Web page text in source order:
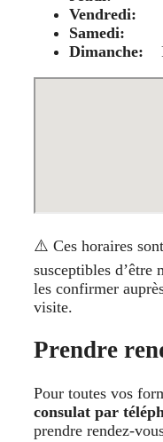
Vendredi:
Samedi:
Dimanche:
⚠️ Ces horaires
susceptibles d’être
les confirmer
visite.
Prendre
Pour toutes vos
consulat par
prendre rendez-